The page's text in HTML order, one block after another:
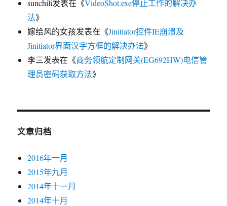
sunchili发表在《VideoShot.exe停止工作的解决办
法》
嫁给风的女孩发表在《Jinitiator控件IE崩溃及
Jinitiator界面汉字方框的解决办法》
李三发表在《商务领航定制网关(EG692HW)电信管
理员密码获取方法》
文章归档
2016年一月
2015年九月
2014年十一月
2014年十月